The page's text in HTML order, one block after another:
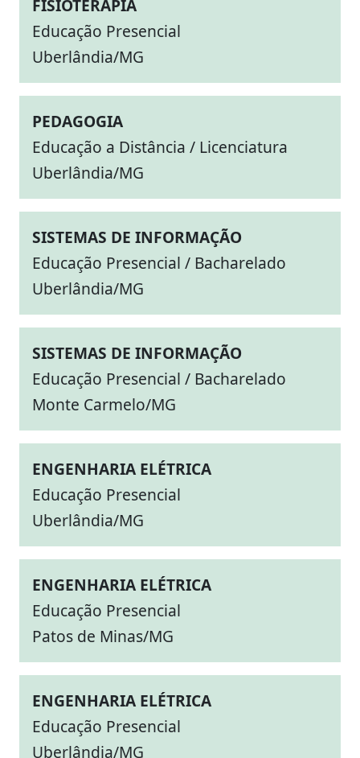
FISIOTERAPIA
Educação Presencial
Uberlândia/MG
PEDAGOGIA
Educação a Distância / Licenciatura
Uberlândia/MG
SISTEMAS DE INFORMAÇÃO
Educação Presencial / Bacharelado
Uberlândia/MG
SISTEMAS DE INFORMAÇÃO
Educação Presencial / Bacharelado
Monte Carmelo/MG
ENGENHARIA ELÉTRICA
Educação Presencial
Uberlândia/MG
ENGENHARIA ELÉTRICA
Educação Presencial
Patos de Minas/MG
ENGENHARIA ELÉTRICA
Educação Presencial
Uberlândia/MG